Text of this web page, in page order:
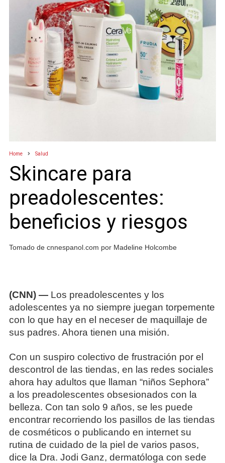
Home Salud
Skincare para
preadolescentes:
beneficios y riesgos
Tomado de cnnespanol.com por Madeline Holcombe
(CNN) —Los preadolescentes y los
adolescentes ya no siempre juegan torpemente
con lo que hay en el neceser de maquillaje de
sus padres. Ahora tienen una misión.
Con un suspiro colectivo de frustración por el
descontrol de las tiendas, en las redes sociales
ahora hay adultos que llaman “niños Sephora”
a los preadolescentes obsesionados con la
belleza. Con tan solo 9 años, se les puede
encontrar recorriendo los pasillos de las tiendas
de cosméticos o publicando en internet su
rutina de cuidado de la piel de varios pasos,
dice la Dra. Jodi Ganz, dermatóloga con sede